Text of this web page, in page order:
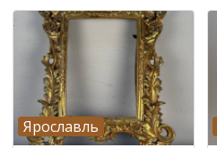
Ярославль